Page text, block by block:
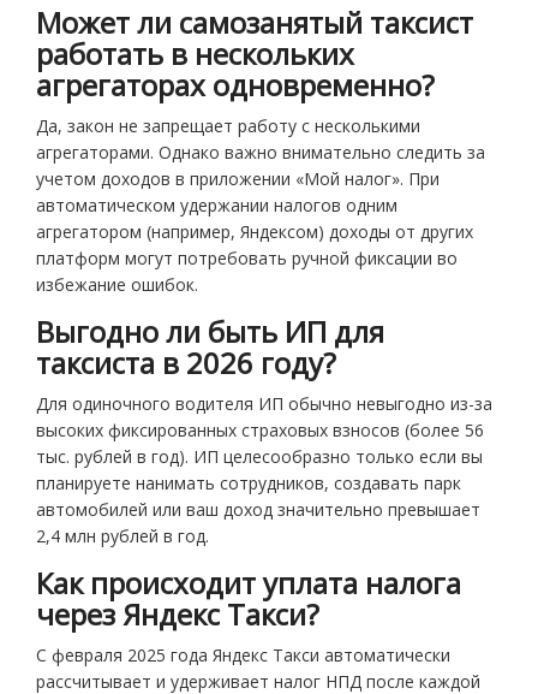
Может ли самозанятый таксист
работать в нескольких
агрегаторах одновременно?
Да, закон не запрещает работу с несколькими
агрегаторами. Однако важно внимательно следить за
учетом доходов в приложении «Мой налог». При
автоматическом удержании налогов одним
агрегатором (например, Яндексом) доходы от других
платформ могут потребовать ручной фиксации во
избежание ошибок.
Выгодно ли быть ИП для
таксиста в 2026 году?
Для одиночного водителя ИП обычно невыгодно из-за
высоких фиксированных страховых взносов (более 56
тыс. рублей в год). ИП целесообразно только если вы
планируете нанимать сотрудников, создавать парк
автомобилей или ваш доход значительно превышает
2,4 млн рублей в год.
Как происходит уплата налога
через Яндекс Такси?
С февраля 2025 года Яндекс Такси автоматически
рассчитывает и удерживает налог НПД после каждой